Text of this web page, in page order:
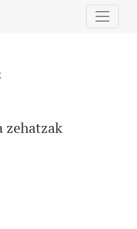
zehatzak